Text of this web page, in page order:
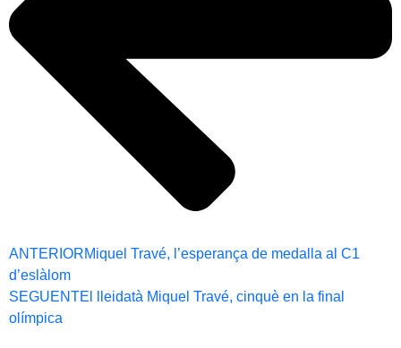
ANTERIORMiquel Travé, l’esperança de medalla al C1
d’eslàlom
SEGUENTEl lleidatà Miquel Travé, cinquè en la final
olímpica